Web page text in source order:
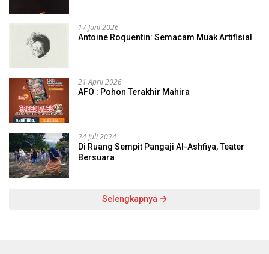
17 Juni 2026
Antoine Roquentin: Semacam Muak Artifisial
21 April 2026
AFO : Pohon Terakhir Mahira
24 Juli 2024
Di Ruang Sempit Pangaji Al-Ashfiya, Teater
Bersuara
Selengkapnya